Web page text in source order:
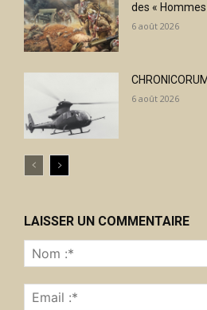
des « Hommes
6 août 2026
6 août 2026
LAISSER UN COMMENTAIRE